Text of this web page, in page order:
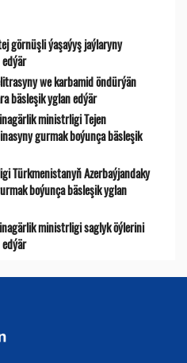
görnüşli ýaşaýyş jaýlaryny
we karbamid öndürýän
bäsleşik yglan edýär
ministrligi Tejen
gurmak boýunça bäsleşik
Türkmenistanyň Azerbaýjandaky
boýunça bäsleşik yglan
ministrligi saglyk öýlerini